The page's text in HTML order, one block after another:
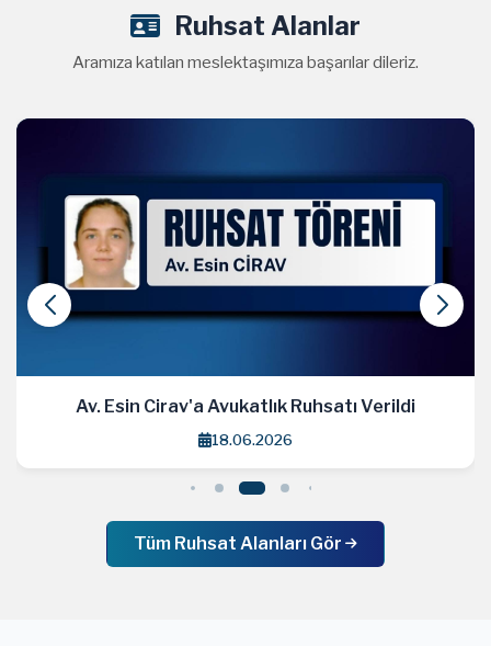
Ruhsat Alanlar
Aramıza katılan meslektaşımıza başarılar dileriz.
Av. Esin Cirav'a Avukatlık Ruhsatı Verildi
18.06.2026
Tüm Ruhsat Alanları Gör